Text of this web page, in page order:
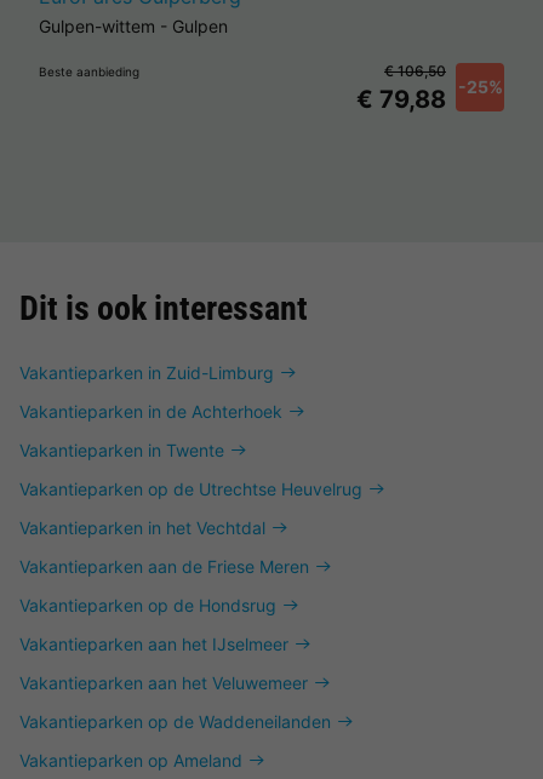
Gulpen-wittem - Gulpen
Beste aanbieding
€ 79,88 -25%
€ 106,50
Dit is ook interessant
Vakantieparken in Zuid-Limburg
Vakantieparken in de Achterhoek
Vakantieparken in Twente
Vakantieparken op de Utrechtse Heuvelrug
Vakantieparken in het Vechtdal
Vakantieparken aan de Friese Meren
Vakantieparken op de Hondsrug
Vakantieparken aan het IJselmeer
Vakantieparken aan het Veluwemeer
Vakantieparken op de Waddeneilanden
Vakantieparken op Ameland